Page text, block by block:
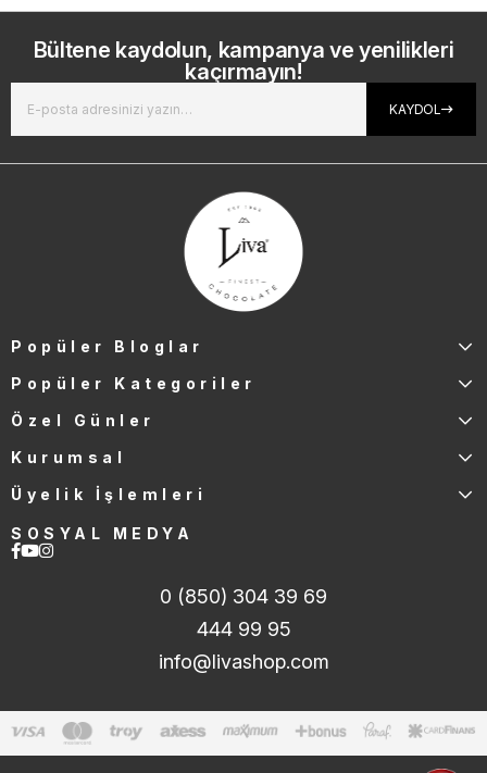
Bültene kaydolun, kampanya ve yenilikleri
kaçırmayın!
KAYDOL
Popüler Bloglar
Popüler Kategoriler
Özel Günler
Kurumsal
Üyelik İşlemleri
SOSYAL MEDYA
0 (850) 304 39 69
444 99 95
info@livashop.com